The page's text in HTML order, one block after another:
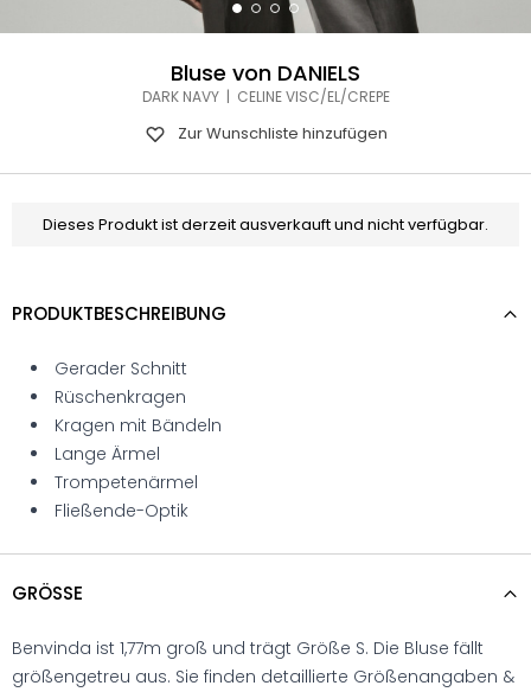
Bluse von DANIELS
DARK NAVY | CELINE VISC/EL/CREPE
Zur Wunschliste hinzufügen
Dieses Produkt ist derzeit ausverkauft und nicht verfügbar.
PRODUKTBESCHREIBUNG
Gerader Schnitt
Rüschenkragen
Kragen mit Bändeln
Lange Ärmel
Trompetenärmel
Fließende-Optik
GRÖSSE
Benvinda ist 1,77m groß und trägt Größe S. Die Bluse fällt
größengetreu aus. Sie finden detaillierte Größenangaben &